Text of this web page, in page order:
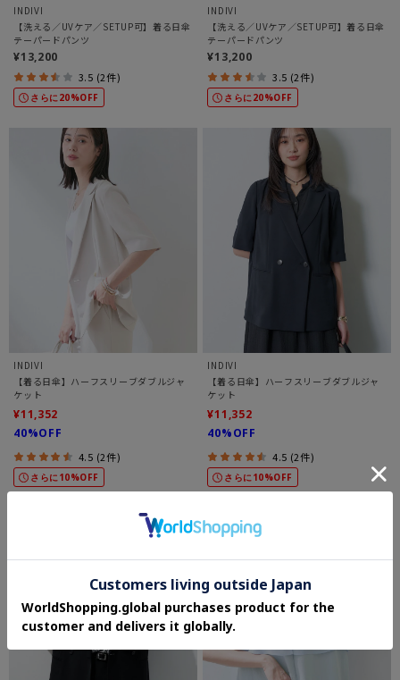
INDIVI
【洗える／UVケア／SETUP可】着る日傘
テーパードパンツ
¥13,200
3.5 (2件)
さらに20%OFF
INDIVI
【洗える／UVケア／SETUP可】着る日傘
テーパードパンツ
¥13,200
3.5 (2件)
さらに20%OFF
INDIVI
【着る日傘】ハーフスリーブダブルジャ
ケット
¥11,352
40%OFF
4.5 (2件)
さらに10%OFF
INDIVI
【着る日傘】ハーフスリーブダブルジャ
ケット
¥11,352
40%OFF
4.5 (2件)
さらに10%OFF